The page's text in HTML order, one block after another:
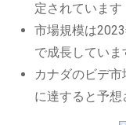
定されています
市場規模は
で成長していま
カナダのビデ
に達すると予想